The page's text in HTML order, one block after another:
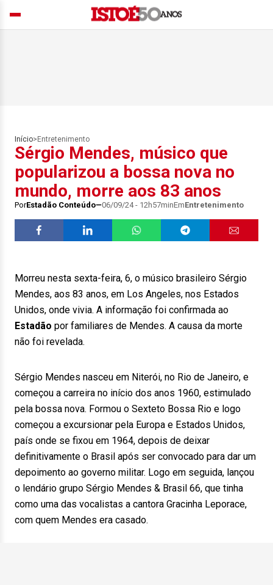
Início> Entretenimento
Sérgio Mendes, músico que
popularizou a bossa nova no
mundo, morre aos 83 anos
PorEstadão Conteúdo 06/09/24 - 12h57minEmEntretenimento
Morreu nesta sexta-feira, 6, o músico brasileiro Sérgio
Mendes, aos 83 anos, em Los Angeles, nos Estados
Unidos, onde vivia. A informação foi confirmada ao
Estadão por familiares de Mendes. A causa da morte
não foi revelada.
Sérgio Mendes nasceu em Niterói, no Rio de Janeiro, e
começou a carreira no início dos anos 1960, estimulado
pela bossa nova. Formou o Sexteto Bossa Rio e logo
começou a excursionar pela Europa e Estados Unidos,
país onde se fixou em 1964, depois de deixar
definitivamente o Brasil após ser convocado para dar um
depoimento ao governo militar. Logo em seguida, lançou
o lendário grupo Sérgio Mendes & Brasil 66, que tinha
como uma das vocalistas a cantora Gracinha Leporace,
com quem Mendes era casado.